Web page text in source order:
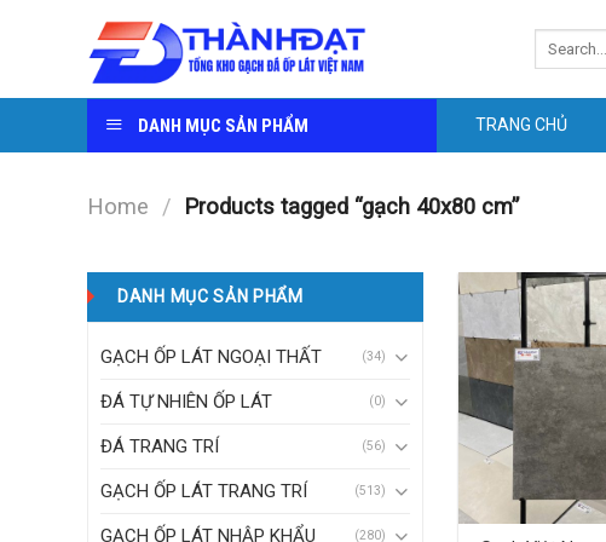
DANH MỤC SẢN PHẨM TRANG CHỦ
Home / Products tagged “gạch 40x80 cm”
DANH MỤC SẢN PHẨM
GẠCH ỐP LÁT NGOẠI THẤT (34)
ĐÁ TỰ NHIÊN ỐP LÁT (0)
ĐÁ TRANG TRÍ (56)
GẠCH ỐP LÁT TRANG TRÍ (513)
GẠCH ỐP LÁT NHẬP KHẨU (280)